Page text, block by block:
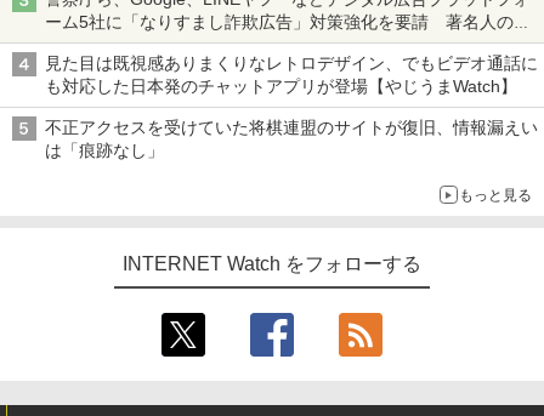
ーム5社に「なりすまし詐欺広告」対策強化を要請 著名人の写
真や映像を使った投資詐欺などへの対策として
見た目は既視感ありまくりなレトロデザイン、でもビデオ通話に
も対応した日本発のチャットアプリが登場【やじうまWatch】
不正アクセスを受けていた将棋連盟のサイトが復旧、情報漏えい
は「痕跡なし」
もっと見る
INTERNET Watch をフォローする